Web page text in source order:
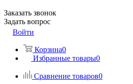
Заказать звонок
Задать вопрос
Войти
Корзина0
Избранные товары0
Сравнение товаров0